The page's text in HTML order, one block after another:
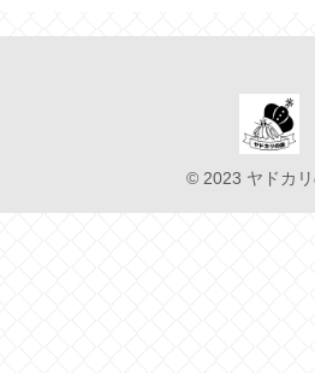
© 2023 ヤドカリ